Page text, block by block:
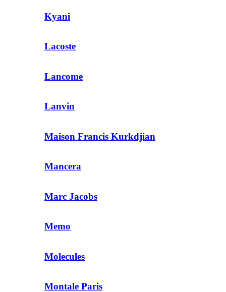
Kyani
Lacoste
Lancome
Lanvin
Maison Francis Kurkdjian
Mancera
Marc Jacobs
Memo
Molecules
Montale Paris